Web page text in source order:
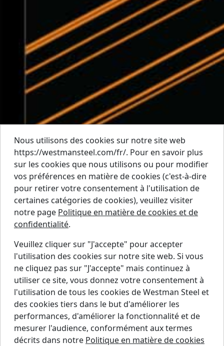
Nous utilisons des cookies sur notre site web
https://westmansteel.com/fr/. Pour en savoir plus
sur les cookies que nous utilisons ou pour modifier
vos préférences en matière de cookies (c'est-à-dire
pour retirer votre consentement à l'utilisation de
certaines catégories de cookies), veuillez visiter
notre page Politique en matière de cookies et de
confidentialité.
Veuillez cliquer sur "J'accepte" pour accepter
l'utilisation des cookies sur notre site web. Si vous
ne cliquez pas sur "J'accepte" mais continuez à
utiliser ce site, vous donnez votre consentement à
l'utilisation de tous les cookies de Westman Steel et
des cookies tiers dans le but d'améliorer les
performances, d'améliorer la fonctionnalité et de
mesurer l'audience, conformément aux termes
décrits dans notre Politique en matière de cookies